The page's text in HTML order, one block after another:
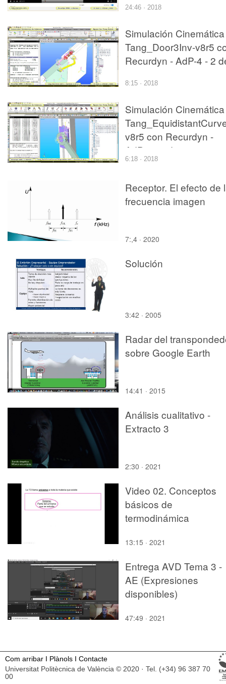
24:46 · 2018
Simulación Cinemática
Tang_Door3Inv-v8r5
Recurdyn - AdP-4 - 2
8:15 · 2018
Simulación Cinemática
v8r5 con Recurdyn -
AdP-z - 2 de 2
6:18 · 2018
Receptor. El efecto de
frecuencia imagen
7:,4 · 2020
Solución
3:42 · 2005
Radar del
sobre Google Earth
14:41 · 2015
Análisis cualitativo -
Extracto 3
2:30 · 2021
Video 02. Conceptos
básicos de
termodinámica
13:15 · 2021
Entrega AVD Tema 3 -
AE (Expresiones
disponibles)
47:49 · 2021
Com arribar I Plànols I Contacte
Universitat Politècnica de València © 2020 · Tel. (+34) 96 387 70
00